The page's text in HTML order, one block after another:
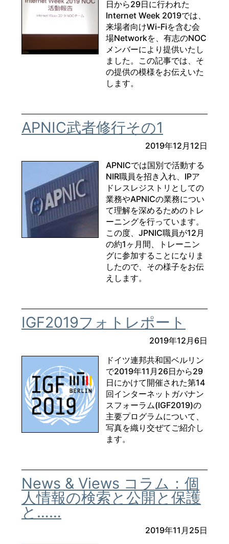
日から29日に行われた
Internet Week 2019では、
来場者向けWi-Fiを含む会
場Networkを、有志のNOC
メンバーにより提供いたし
ました。この記事では、そ
の提供の模様をお伝えいた
します。
APNIC武者修行その1
2019年12月12日
APNICでは国別で活動する
NIR職員を招き入れ、IPア
ドレスレジストリとしての
業務やAPNICの業務につい
て理解を深めるためのトレ
ーニングを行っています。
この度、JPNIC職員が12月
の約1ヶ月間、トレーニン
グに参加することになりま
したので、その様子をお伝
えします。
IGF2019フォトレポート
2019年12月6日
ドイツ連邦共和国ベルリン
で2019年11月26日から29
日にかけて開催された第14
回インターネットガバナン
スフォーラム(IGF2019)の
主要プログラムについて、
写真を織り交ぜてご紹介し
ます。
News & Views コラム：個
人情報の検索と公開と保護
と……
2019年11月25日